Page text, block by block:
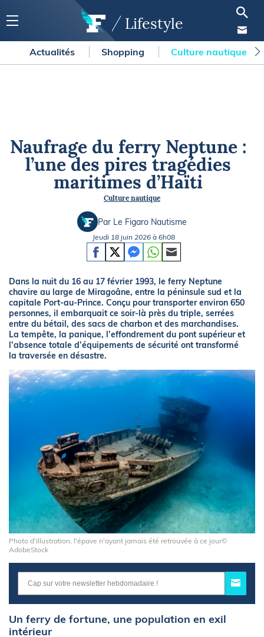
Lifestyle
Actualités Shopping Culture nautique
Naufrage du ferry Neptune :
l’une des pires tragédies
maritimes d’Haïti
Culture nautique
Par Le Figaro Nautisme
Jeudi 18 juin 2026 à 6h08
Dans la nuit du 16 au 17 février 1993, le ferry Neptune
chavire au large de Miragoâne, entre la péninsule sud et la
capitale Port-au-Prince. Conçu pour transporter environ 650
personnes, il embarquait ce soir-là près du triple, serrées
entre du bétail, des sacs de charbon et des marchandises.
La tempête, la panique, l’effondrement du pont supérieur et
l’absence totale d’équipements de sécurité ont transformé
la traversée en désastre.
Photo d'illustration, l'épave n'ayant jamais été retrouvée à ce jour©
AdobeStock
Un ferry de fortune, une population en exil
intérieur